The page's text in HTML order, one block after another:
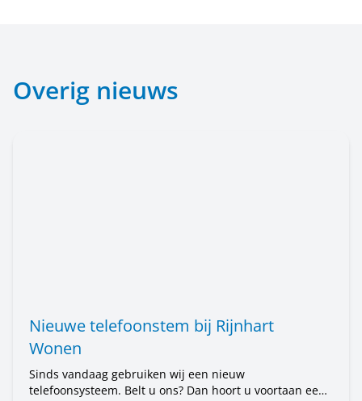
Overig nieuws
Nieuwe telefoonstem bij Rijnhart
Wonen
Sinds vandaag gebruiken wij een nieuw
telefoonsysteem. Belt u ons? Dan hoort u voortaan een